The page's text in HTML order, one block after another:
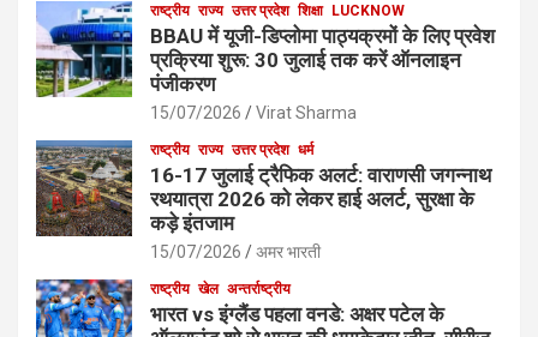
राष्ट्रीय राज्य उत्तर प्रदेश शिक्षा LUCKNOW
BBAU में यूजी-डिप्लोमा पाठ्यक्रमों के लिए प्रवेश
प्रक्रिया शुरू: 30 जुलाई तक करें ऑनलाइन
पंजीकरण
15/07/2026 Virat Sharma
राष्ट्रीय राज्य उत्तर प्रदेश धर्म
16-17 जुलाई ट्रैफिक अलर्ट: वाराणसी जगन्नाथ
रथयात्रा 2026 को लेकर हाई अलर्ट, सुरक्षा के
कड़े इंतजाम
15/07/2026 अमर भारती
राष्ट्रीय खेल अन्तर्राष्ट्रीय
भारत vs इंग्लैंड पहला वनडे: अक्षर पटेल के